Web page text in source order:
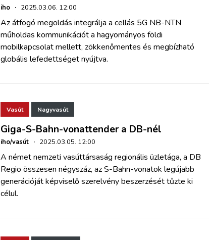
iho · 2025.03.06. 12:00
Az átfogó megoldás integrálja a cellás 5G NB-NTN
műholdas kommunikációt a hagyományos földi
mobilkapcsolat mellett, zökkenőmentes és megbízható
globális lefedettséget nyújtva.
Vasút Nagyvasút
Giga-S-Bahn-vonattender a DB-nél
iho/vasút · 2025.03.05. 12:00
A német nemzeti vasúttársaság regionális üzletága, a DB
Regio összesen négyszáz, az S-Bahn-vonatok legújabb
generációját képviselő szerelvény beszerzését tűzte ki
célul.